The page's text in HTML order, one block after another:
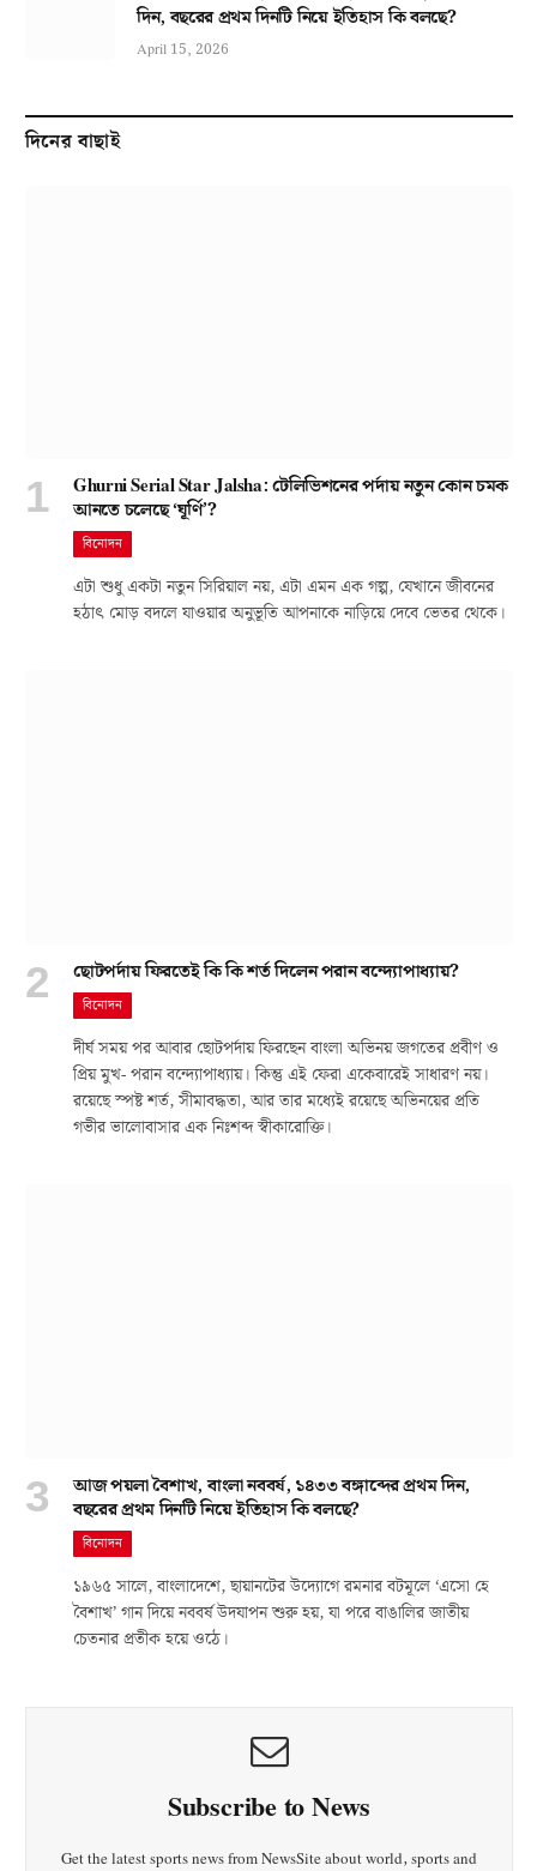
দিন, বছরের প্রথম দিনটি নিয়ে ইতিহাস কি বলছে?
April 15, 2026
দিনের বাছাই
Ghurni Serial Star Jalsha: টেলিভিশনের পর্দায় নতুন কোন চমক
আনতে চলেছে ‘ঘূর্ণি’?
বিনোদন
এটা শুধু একটা নতুন সিরিয়াল নয়, এটা এমন এক গল্প, যেখানে জীবনের
হঠাৎ মোড় বদলে যাওয়ার অনুভূতি আপনাকে নাড়িয়ে দেবে ভেতর থেকে।
ছোটপর্দায় ফিরতেই কি কি শর্ত দিলেন পরান বন্দ্যোপাধ্যায়?
বিনোদন
দীর্ঘ সময় পর আবার ছোটপর্দায় ফিরছেন বাংলা অভিনয় জগতের প্রবীণ ও
প্রিয় মুখ- পরান বন্দ্যোপাধ্যায়। কিন্তু এই ফেরা একেবারেই সাধারণ নয়।
রয়েছে স্পষ্ট শর্ত, সীমাবদ্ধতা, আর তার মধ্যেই রয়েছে অভিনয়ের প্রতি
গভীর ভালোবাসার এক নিঃশব্দ স্বীকারোক্তি।
আজ পয়লা বৈশাখ, বাংলা নববর্ষ, ১৪৩৩ বঙ্গাব্দের প্রথম দিন,
বছরের প্রথম দিনটি নিয়ে ইতিহাস কি বলছে?
বিনোদন
১৯৬৫ সালে, বাংলাদেশে, ছায়ানটের উদ্যোগে রমনার বটমূলে ‘এসো হে
বৈশাখ’ গান দিয়ে নববর্ষ উদযাপন শুরু হয়, যা পরে বাঙালির জাতীয়
চেতনার প্রতীক হয়ে ওঠে।
Subscribe to News
Get the latest sports news from NewsSite about world, sports and